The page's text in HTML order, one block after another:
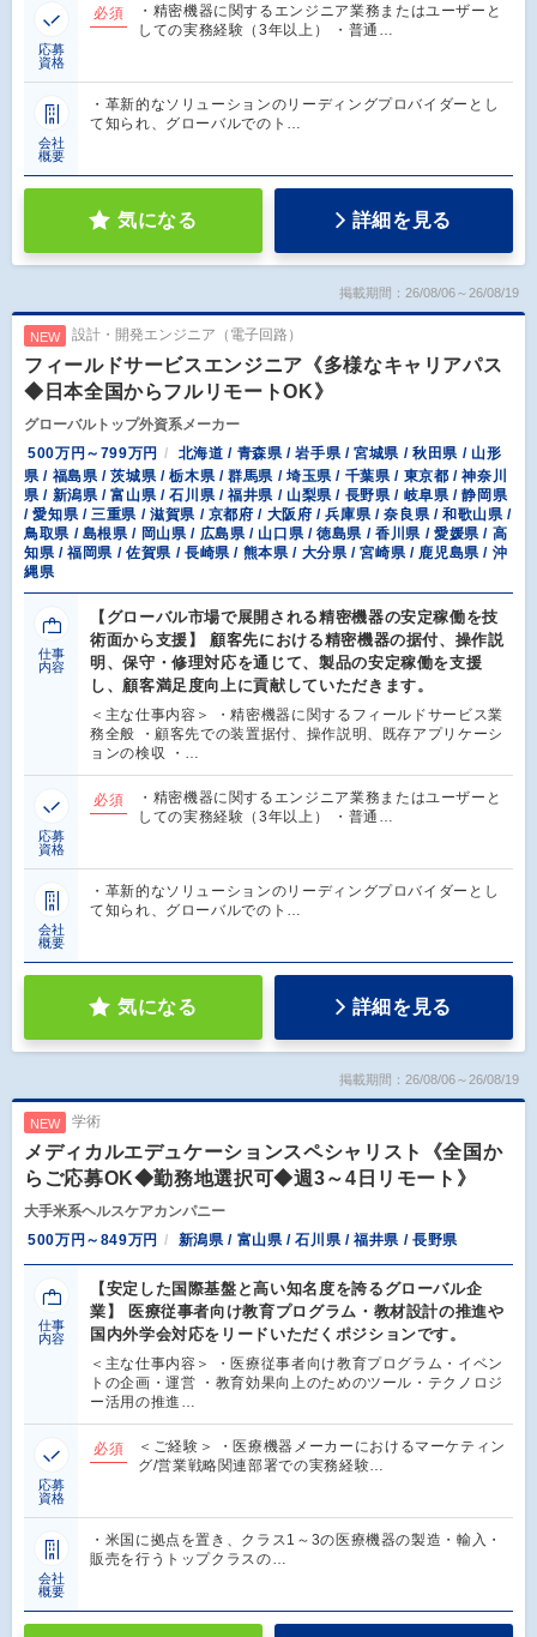
応募
資格
必須
・精密機器に関するエンジニア業務またはユーザーと
しての実務経験（3年以上） ・普通…
会社
概要
・革新的なソリューションのリーディングプロバイダーとし
て知られ、グローバルでのト…
気になる 詳細を見る
掲載期間：26/08/06～26/08/19
NEW 設計・開発エンジニア（電子回路）
フィールドサービスエンジニア《多様なキャリアパス
◆日本全国からフルリモートOK》
グローバルトップ外資系メーカー
500万円～799万円
北海道 / 青森県 / 岩手県 / 宮城県 / 秋田県 / 山形
県 / 福島県 / 茨城県 / 栃木県 / 群馬県 / 埼玉県 / 千葉県 / 東京都 / 神奈川
県 / 新潟県 / 富山県 / 石川県 / 福井県 / 山梨県 / 長野県 / 岐阜県 / 静岡県
/ 愛知県 / 三重県 / 滋賀県 / 京都府 / 大阪府 / 兵庫県 / 奈良県 / 和歌山県 /
鳥取県 / 島根県 / 岡山県 / 広島県 / 山口県 / 徳島県 / 香川県 / 愛媛県 / 高
知県 / 福岡県 / 佐賀県 / 長崎県 / 熊本県 / 大分県 / 宮崎県 / 鹿児島県 / 沖
縄県
仕事
内容
【グローバル市場で展開される精密機器の安定稼働を技
術面から支援】 顧客先における精密機器の据付、操作説
明、保守・修理対応を通じて、製品の安定稼働を支援
し、顧客満足度向上に貢献していただきます。
＜主な仕事内容＞ ・精密機器に関するフィールドサービス業
務全般 ・顧客先での装置据付、操作説明、既存アプリケーシ
ョンの検収 ・…
応募
資格
必須
・精密機器に関するエンジニア業務またはユーザーと
しての実務経験（3年以上） ・普通…
会社
概要
・革新的なソリューションのリーディングプロバイダーとし
て知られ、グローバルでのト…
気になる 詳細を見る
掲載期間：26/08/06～26/08/19
NEW 学術
メディカルエデュケーションスペシャリスト《全国か
らご応募OK◆勤務地選択可◆週3～4日リモート》
大手米系ヘルスケアカンパニー
500万円～849万円
新潟県 / 富山県 / 石川県 / 福井県 / 長野県
仕事
内容
【安定した国際基盤と高い知名度を誇るグローバル企
業】 医療従事者向け教育プログラム・教材設計の推進や
国内外学会対応をリードいただくポジションです。
＜主な仕事内容＞ ・医療従事者向け教育プログラム・イベン
トの企画・運営 ・教育効果向上のためのツール・テクノロジ
ー活用の推進…
応募
資格
必須
＜ご経験＞ ・医療機器メーカーにおけるマーケティン
グ/営業戦略関連部署での実務経験…
会社
概要
・米国に拠点を置き、クラス1～3の医療機器の製造・輸入・
販売を行うトップクラスの…